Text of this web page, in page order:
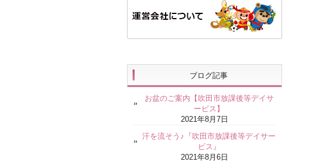
ブログ記事
お盆のご案内【吹田市放課後等デイサ
ービス】
2021年8月7日
汗を流そう♪『吹田市放課後等デイサー
ビス』
2021年8月6日